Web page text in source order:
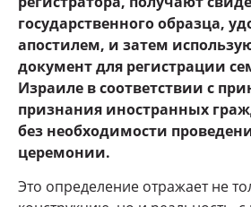
государственного образца,
апостилем, и затем
документ для регистрации
Израиле в соответствии с
признания иностранных
без необходимости
церемонии.
Это определение отражает не